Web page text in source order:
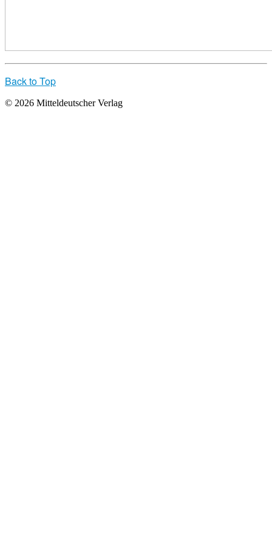
Back to Top
© 2026 Mitteldeutscher Verlag